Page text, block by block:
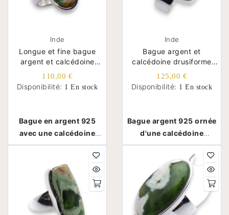
Inde
Longue et fine bague
argent et calcédoine
chrome
110,00 €
Disponibilité: 1 En stock
Bague en argent 925
avec une calcédoine
chrome - Inde
Inde
Bague argent et
calcédoine drusiforme
rectangulaire
125,00 €
Disponibilité: 1 En stock
Bague argent 925 ornée
d'une calcédoine
drusiforme - Inde